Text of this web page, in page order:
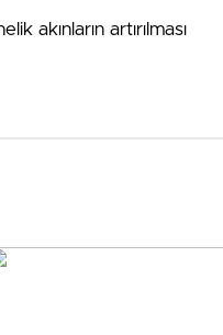
akınların artırılması